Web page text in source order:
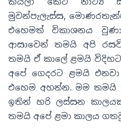
මුවන්පැලැස්ස,
එහෙමත් විකාශනය වුණා
ආසාවෙන් තමයි අපි
තමයි ඒ කාලේ ළමයි
අපේ ගෙදරට ළමයි
එහෙම අහන්න.මම තමයි
ඉතින් හරි ලස්සන
තමයි අපේ ළමා කාලය